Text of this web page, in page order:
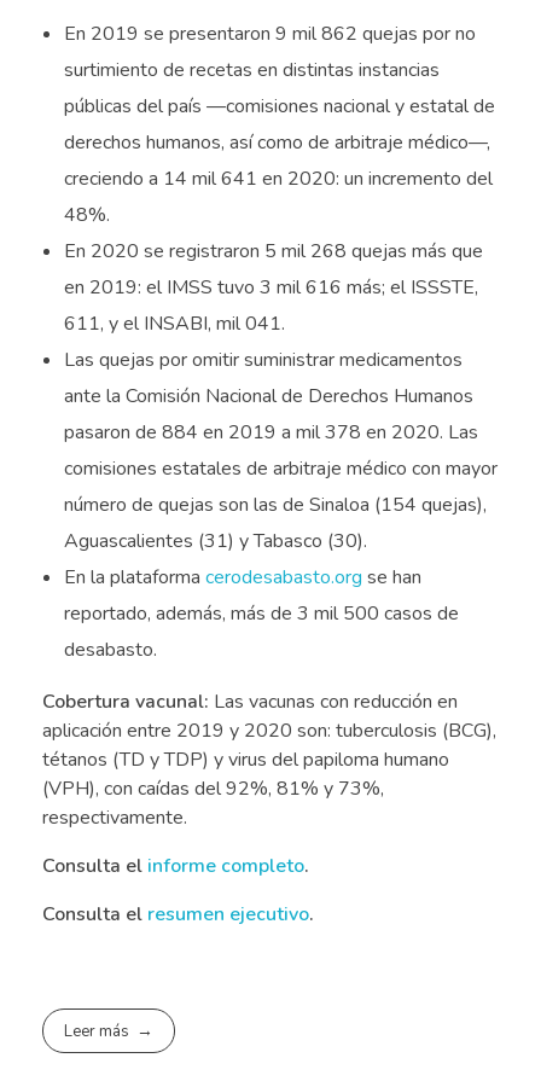
En 2019 se presentaron 9 mil 862 quejas por no
surtimiento de recetas en distintas instancias
públicas del país —comisiones nacional y estatal de
derechos humanos, así como de arbitraje médico—,
creciendo a 14 mil 641 en 2020: un incremento del
48%.
En 2020 se registraron 5 mil 268 quejas más que
en 2019: el IMSS tuvo 3 mil 616 más; el ISSSTE,
611, y el INSABI, mil 041.
Las quejas por omitir suministrar medicamentos
ante la Comisión Nacional de Derechos Humanos
pasaron de 884 en 2019 a mil 378 en 2020. Las
comisiones estatales de arbitraje médico con mayor
número de quejas son las de Sinaloa (154 quejas),
Aguascalientes (31) y Tabasco (30).
En la plataforma cerodesabasto.org se han
reportado, además, más de 3 mil 500 casos de
desabasto.
Cobertura vacunal: Las vacunas con reducción en
aplicación entre 2019 y 2020 son: tuberculosis (BCG),
tétanos (TD y TDP) y virus del papiloma humano
(VPH), con caídas del 92%, 81% y 73%,
respectivamente.
Consulta el informe completo.
Consulta el resumen ejecutivo.
Leer más